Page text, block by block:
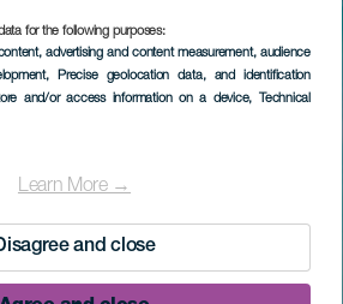
for the following purposes:
advertising and content measurement, audience
, Precise geolocation data, and identification
and/or access information on a device, Technical
Learn More →
and close